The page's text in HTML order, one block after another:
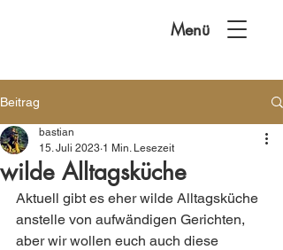
Menü
Beitrag
wilde Alltagsküche
bastian
15. Juli 2023 1 Min. Lesezeit
Aktuell gibt es eher wilde Alltagsküche
anstelle von aufwändigen Gerichten,
aber wir wollen euch auch diese